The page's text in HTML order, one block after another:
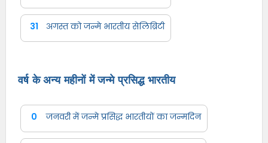
31 अगस्त को जन्मे भारतीय सेलिब्रिटी
वर्ष के अन्य महीनों में जन्मे प्रसिद्ध भारतीय
0 जनवरी में जन्मे प्रसिद्ध भारतीयों का जन्मदिन